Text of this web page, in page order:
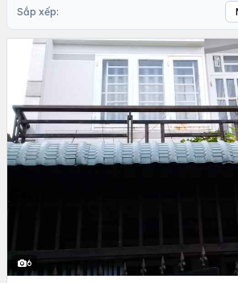
Sắp xếp:
6